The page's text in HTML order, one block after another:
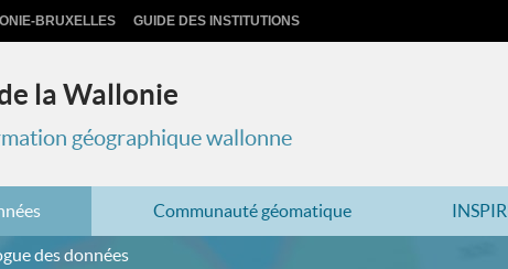
BRUXELLES GUIDE DES INSTITUTIONS
la Wallonie
géographique wallonne
Communauté géomatique
des données